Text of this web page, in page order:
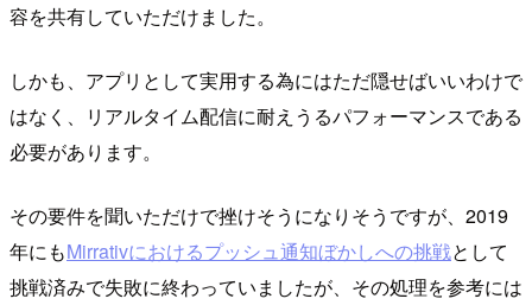
容を共有していただけました。
しかも、アプリとして実用する為にはただ隠せばいいわけで
はなく、リアルタイム配信に耐えうるパフォーマンスである
必要があります。
その要件を聞いただけで挫けそうになりそうですが、2019
年にもMirrativにおけるプッシュ通知ぼかしへの挑戦として
挑戦済みで失敗に終わっていましたが、その処理を参考には